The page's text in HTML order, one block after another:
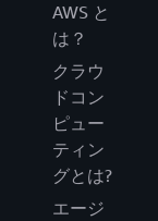
AWS と
は？
クラウ
ドコン
ピュー
ティン
グとは?
エージ